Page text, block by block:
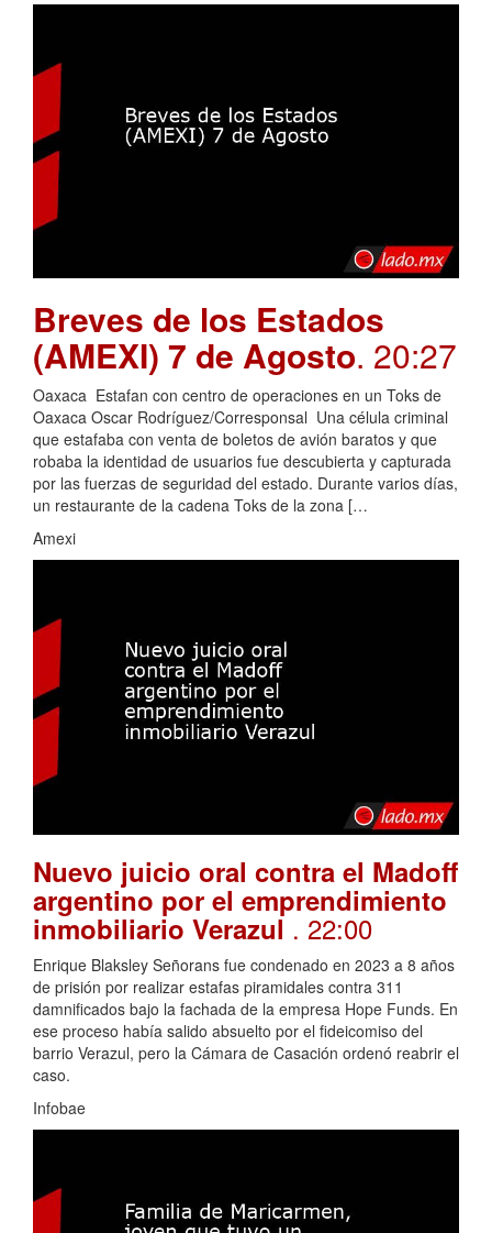
Breves de los Estados
(AMEXI) 7 de Agosto. 20:27
Oaxaca Estafan con centro de operaciones en un Toks de
Oaxaca Oscar Rodríguez/Corresponsal Una célula criminal
que estafaba con venta de boletos de avión baratos y que
robaba la identidad de usuarios fue descubierta y capturada
por las fuerzas de seguridad del estado. Durante varios días,
un restaurante de la cadena Toks de la zona […
Amexi
Nuevo juicio oral contra el Madoff
argentino por el emprendimiento
inmobiliario Verazul . 22:00
Enrique Blaksley Señorans fue condenado en 2023 a 8 años
de prisión por realizar estafas piramidales contra 311
damnificados bajo la fachada de la empresa Hope Funds. En
ese proceso había salido absuelto por el fideicomiso del
barrio Verazul, pero la Cámara de Casación ordenó reabrir el
caso.
Infobae